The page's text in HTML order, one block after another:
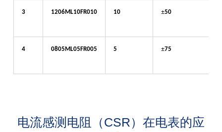
3 1206ML10FR010 10 ±50
4 0805 ML05 FR005 5 ±75
电流感测电阻（CSR）在电表的应